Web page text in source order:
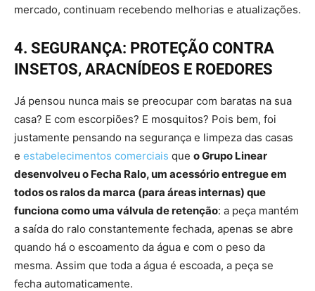
mercado, continuam recebendo melhorias e atualizações.
4. SEGURANÇA: PROTEÇÃO CONTRA
INSETOS, ARACNÍDEOS E ROEDORES
Já pensou nunca mais se preocupar com baratas na sua
casa? E com escorpiões? E mosquitos? Pois bem, foi
justamente pensando na segurança e limpeza das casas
e estabelecimentos comerciais que o Grupo Linear
desenvolveu o Fecha Ralo, um acessório entregue em
todos os ralos da marca (para áreas internas) que
funciona como uma válvula de retenção: a peça mantém
a saída do ralo constantemente fechada, apenas se abre
quando há o escoamento da água e com o peso da
mesma. Assim que toda a água é escoada, a peça se
fecha automaticamente.